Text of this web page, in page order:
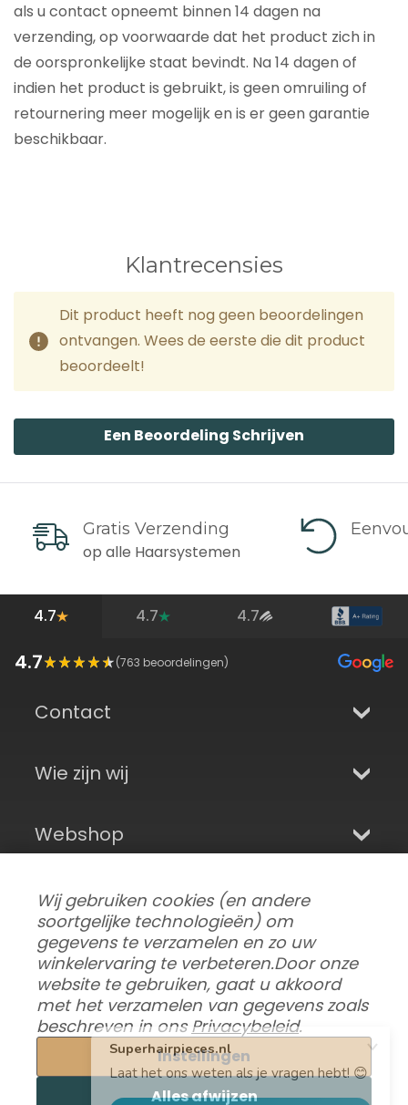
als u contact opneemt binnen 14 dagen na
verzending, op voorwaarde dat het product zich in
de oorspronkelijke staat bevindt. Na 14 dagen of
indien het product is gebruikt, is geen omruiling of
retournering meer mogelijk en is er geen garantie
beschikbaar.
Klantrecensies
Dit product heeft nog geen beoordelingen
ontvangen. Wees de eerste die dit product
beoordeelt!
Een Beoordeling Schrijven
Gratis Verzending
op alle Haarsystemen
4.7 4.7 4.7
4.7 (763 beoordelingen)
Contact
Wie zijn wij
Webshop
Aanmelden en sociale media
Gegevensvoorkeuren aanpassen |
Wij gebruiken cookies (en andere
soortgelijke technologieën) om
gegevens te verzamelen en zo uw
winkelervaring te verbeteren.Door onze
website te gebruiken, gaat u akkoord
met het verzamelen van gegevens zoals
beschreven in onsPrivacybeleid.
Instellingen
Alles afwijzen